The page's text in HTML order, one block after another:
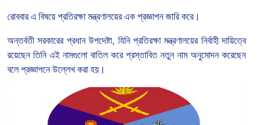
রোববার এ বিষয়ে প্রতিরক্ষা মন্ত্রণালয়ের এক প্রজ্ঞাপন জারি করে।
অন্তর্বতী সরকারের প্রধান উপদেষ্টা, যিনি প্রতিরক্ষা মন্ত্রণালয়ের নির্বাহী দায়িত্বে
রয়েছেন তিনি এই নামগুলো বাতিল করে প্রস্তাবিত নতুন নাম অনুমোদন করেছেন
বলে প্রজ্ঞাপনে উল্লেখ করা হয়।